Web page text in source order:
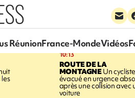
RéunionFrance-MondeVidéos
10:13
ROUTE DE LA
MONTAGNEUn cycliste
évacué en urgence
après une collision avec
voiture